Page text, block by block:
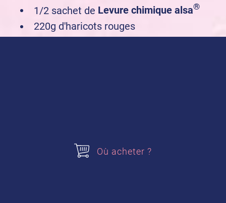
1/2 sachet de Levure chimique alsa®
220g d'haricots rouges
Où acheter ?